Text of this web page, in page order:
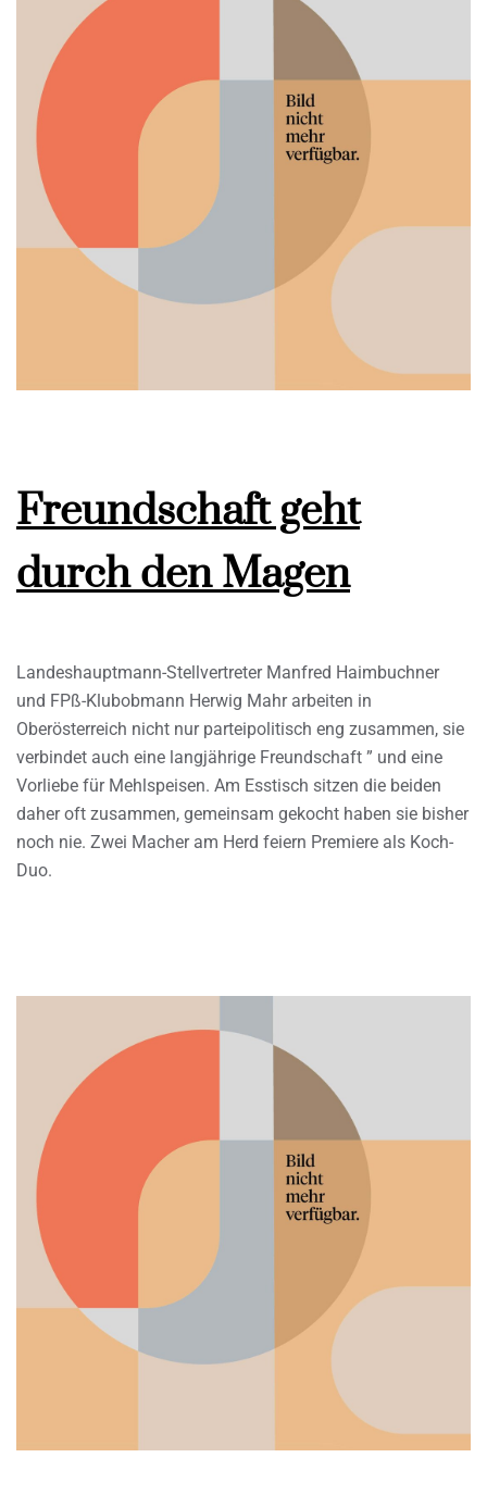
Freundschaft geht
durch den Magen
Landeshauptmann-Stellvertreter Manfred Haimbuchner
und FPß-Klubobmann Herwig Mahr arbeiten in
Oberösterreich nicht nur parteipolitisch eng zusammen, sie
verbindet auch eine langjährige Freundschaft ” und eine
Vorliebe für Mehlspeisen. Am Esstisch sitzen die beiden
daher oft zusammen, gemeinsam gekocht haben sie bisher
noch nie. Zwei Macher am Herd feiern Premiere als Koch-
Duo.